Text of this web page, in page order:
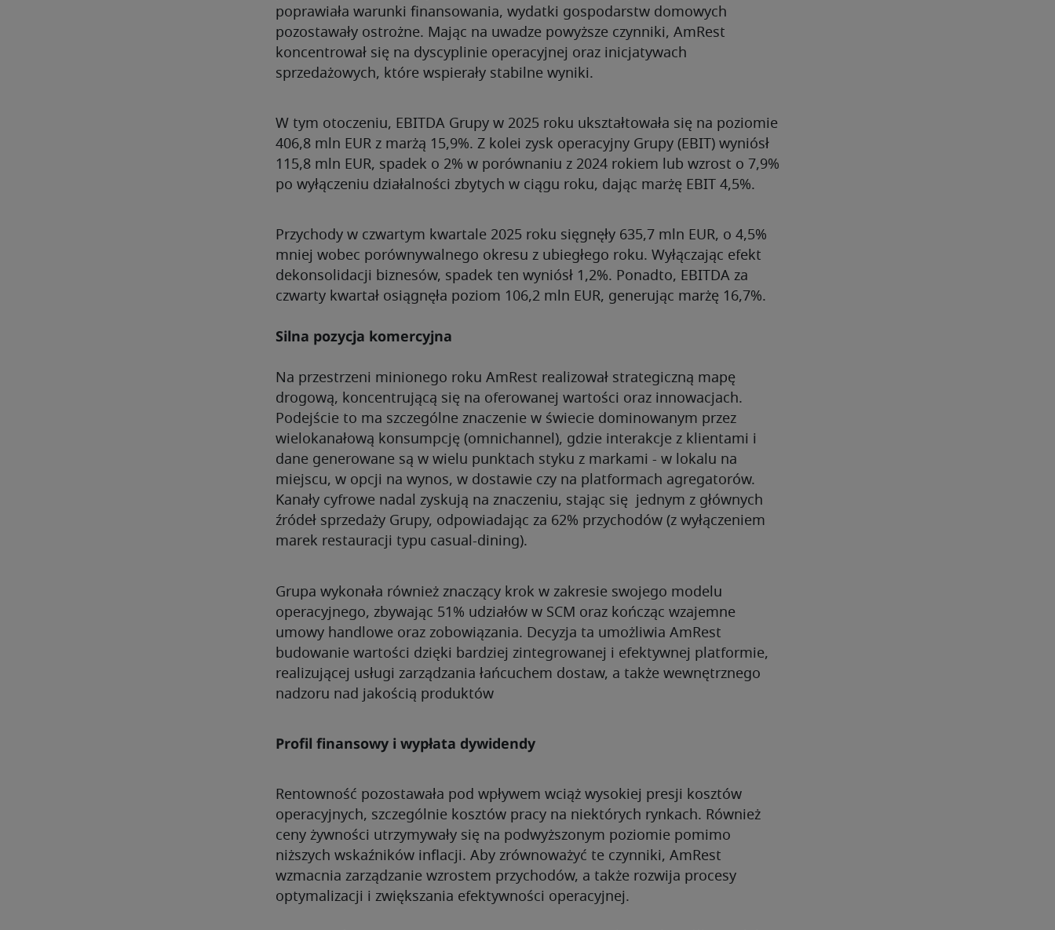
poprawiała warunki finansowania, wydatki gospodarstw domowych
pozostawały ostrożne. Mając na uwadze powyższe czynniki, AmRest
koncentrował się na dyscyplinie operacyjnej oraz inicjatywach
sprzedażowych, które wspierały stabilne wyniki.
W tym otoczeniu, EBITDA Grupy w 2025 roku ukształtowała się na poziomie
406,8 mln EUR z marżą 15,9%. Z kolei zysk operacyjny Grupy (EBIT) wyniósł
115,8 mln EUR, spadek o 2% w porównaniu z 2024 rokiem lub wzrost o 7,9%
po wyłączeniu działalności zbytych w ciągu roku, dając marżę EBIT 4,5%.
Przychody w czwartym kwartale 2025 roku sięgnęły 635,7 mln EUR, o 4,5%
mniej wobec porównywalnego okresu z ubiegłego roku. Wyłączając efekt
dekonsolidacji biznesów, spadek ten wyniósł 1,2%. Ponadto, EBITDA za
czwarty kwartał osiągnęła poziom 106,2 mln EUR, generując marżę 16,7%.
Silna pozycja komercyjna
Na przestrzeni minionego roku AmRest realizował strategiczną mapę
drogową, koncentrującą się na oferowanej wartości oraz innowacjach.
Podejście to ma szczególne znaczenie w świecie dominowanym przez
wielokanałową konsumpcję (omnichannel), gdzie interakcje z klientami i
dane generowane są w wielu punktach styku z markami - w lokalu na
miejscu, w opcji na wynos, w dostawie czy na platformach agregatorów.
Kanały cyfrowe nadal zyskują na znaczeniu, stając się jednym z głównych
źródeł sprzedaży Grupy, odpowiadając za 62% przychodów (z wyłączeniem
marek restauracji typu casual-dining).
Grupa wykonała również znaczący krok w zakresie swojego modelu
operacyjnego, zbywając 51% udziałów w SCM oraz kończąc wzajemne
umowy handlowe oraz zobowiązania. Decyzja ta umożliwia AmRest
budowanie wartości dzięki bardziej zintegrowanej i efektywnej platformie,
realizującej usługi zarządzania łańcuchem dostaw, a także wewnętrznego
nadzoru nad jakością produktów
Profil finansowy i wypłata dywidendy
Rentowność pozostawała pod wpływem wciąż wysokiej presji kosztów
operacyjnych, szczególnie kosztów pracy na niektórych rynkach. Również
ceny żywności utrzymywały się na podwyższonym poziomie pomimo
niższych wskaźników inflacji. Aby zrównoważyć te czynniki, AmRest
wzmacnia zarządzanie wzrostem przychodów, a także rozwija procesy
optymalizacji i zwiększania efektywności operacyjnej.